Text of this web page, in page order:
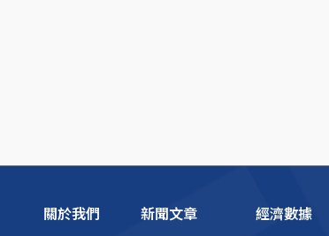
關於我們 新聞文章 經濟數據